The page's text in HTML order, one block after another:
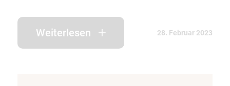
Weiterlesen 28. Februar 2023